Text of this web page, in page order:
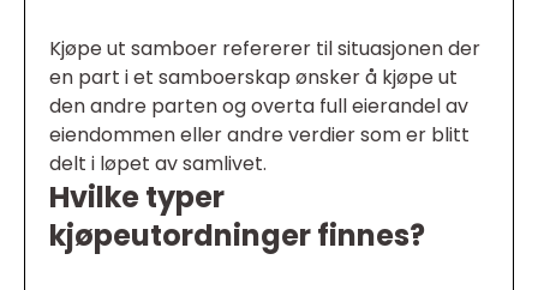
Kjøpe ut samboer refererer til situasjonen der
en part i et samboerskap ønsker å kjøpe ut
den andre parten og overta full eierandel av
eiendommen eller andre verdier som er blitt
delt i løpet av samlivet.
Hvilke typer
kjøpeutordninger finnes?